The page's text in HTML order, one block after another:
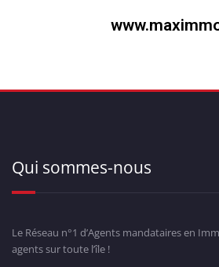
Qui sommes-nous
Le Réseau n°1 d’Agents mandataires en
agents sur toute l’île !